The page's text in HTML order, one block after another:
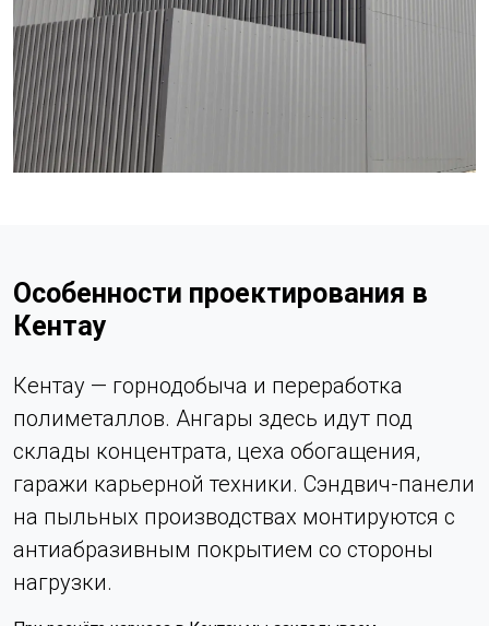
Особенности проектирования в
Кентау
Кентау — горнодобыча и переработка
полиметаллов. Ангары здесь идут под
склады концентрата, цеха обогащения,
гаражи карьерной техники. Сэндвич-панели
на пыльных производствах монтируются с
антиабразивным покрытием со стороны
нагрузки.